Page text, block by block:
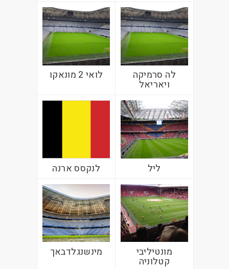
לה סרמיקה
ויאריאל
לואי 2 מונאקו
ליל לנקסס ארנה
מונטיליבי
קטלוניה
מינשנגלדבאך